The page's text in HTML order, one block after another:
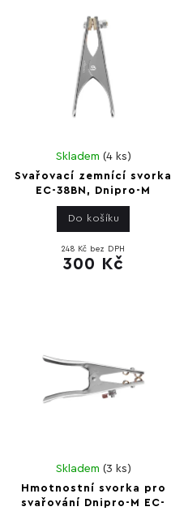
Svařovací zemnící svorka
EC-38BN, Dnipro-M
Skladem (4 ks)
248 Kč bez DPH
300 Kč
Do košíku
Hmotnostní svorka pro
svařování Dnipro-M EC-
Skladem (3 ks)